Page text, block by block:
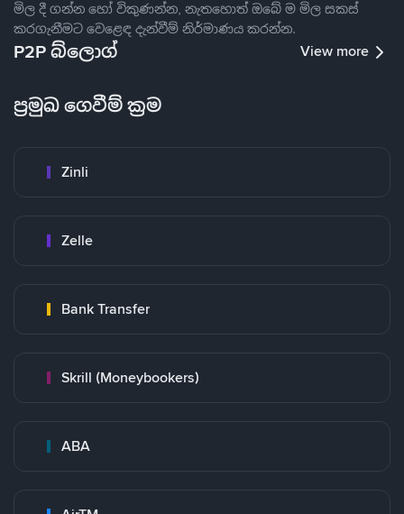
මිල දී ගන්න හෝ විකුණන්න, නැතහොත් ඔබේ ම මිල සකස්
කරගැනීමට වෙළෙඳ දැන්වීම් නිර්මාණය කරන්න.
P2P බ්ලොග් View more
ප්‍රමුඛ ගෙවීම් ක්‍රම
Zinli
Zelle
Bank Transfer
Skrill (Moneybookers)
ABA